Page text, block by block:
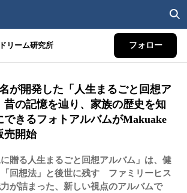
リーム研究所 フォロー
が開発した「人生まるごと回想ア
昔の記憶を辿り、家族の歴史を知
できるフォトアルバムがMakuake
売開始
に贈る人生まるごと回想アルバム」は、健
「回想法」と後世に残す ファミリーヒス
力が詰まった、新しい視点のアルバムで